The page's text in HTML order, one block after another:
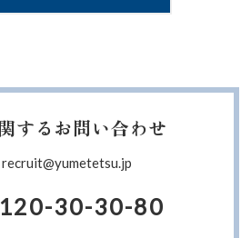
するお問い合わせ
recruit@yumetetsu.jp
30-30-80